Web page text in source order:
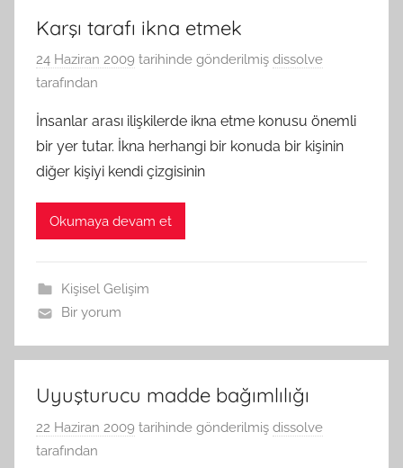
Karşı tarafı ikna etmek
24 Haziran 2009 tarihinde gönderilmiş dissolve
tarafından
İnsanlar arası ilişkilerde ikna etme konusu önemli
bir yer tutar. İkna herhangi bir konuda bir kişinin
diğer kişiyi kendi çizgisinin
Okumaya devam et
Kişisel Gelişim
Bir yorum
Uyuşturucu madde bağımlılığı
22 Haziran 2009 tarihinde gönderilmiş dissolve
tarafından